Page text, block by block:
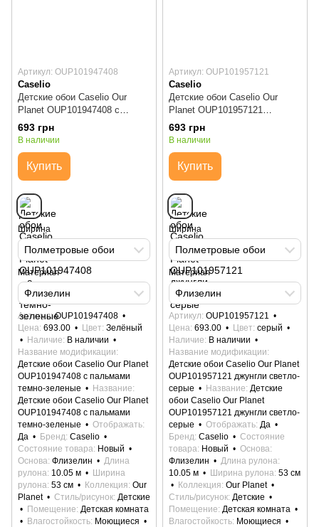
Артикул: OUP101947408
Caselio
Детские обои Caselio Our
Planet OUP101947408 с
пальмами темно-зеленые
693 грн
В наличии
Купить
Ширина
Полметровые обои
Материал
Флизелин
Артикул OUP101947408
Цена 693.00 Цвет Зелёный
Наличие В наличии
Название модификации
Детские обои Caselio Our Planet
OUP101947408 с пальмами
темно-зеленые
Название
Детские обои Caselio Our Planet
OUP101947408 с пальмами
темно-зеленые
Отображать
Да
Бренд Caselio
Состояние товара Новый
Основа Флизелин
Длина
рулона 10.05 м
Ширина
рулона 53 см Коллекция Our
Planet
Стиль/рисунок Детские
Помещение Детская комната
Влагостойкость Моющиеся
Артикул: OUP101957121
Caselio
Детские обои Caselio Our
Planet OUP101957121
джунгли светло-серые
693 грн
В наличии
Купить
Ширина
Полметровые обои
Материал
Флизелин
Артикул OUP101957121
Цена 693.00 Цвет серый
Наличие В наличии
Название модификации
Детские обои Caselio Our Planet
OUP101957121 джунгли светло-
серые
Название Детские
обои Caselio Our Planet
OUP101957121 джунгли светло-
серые
Отображать Да
Бренд Caselio
Состояние
товара Новый
Основа
Флизелин
Длина рулона
10.05 м
Ширина рулона 53 см
Коллекция Our Planet
Стиль/рисунок Детские
Помещение Детская комната
Влагостойкость Моющиеся